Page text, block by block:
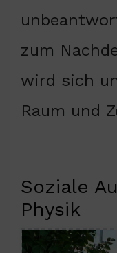
zum
wird sich
Raum und
Soziale
Physik